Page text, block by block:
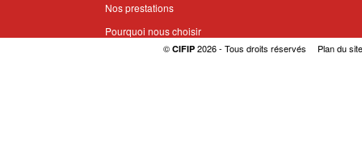
Nos prestations
Pourquoi nous choisir
Demander une cotation
© CIFIP 2026 - Tous droits réservés Plan du site